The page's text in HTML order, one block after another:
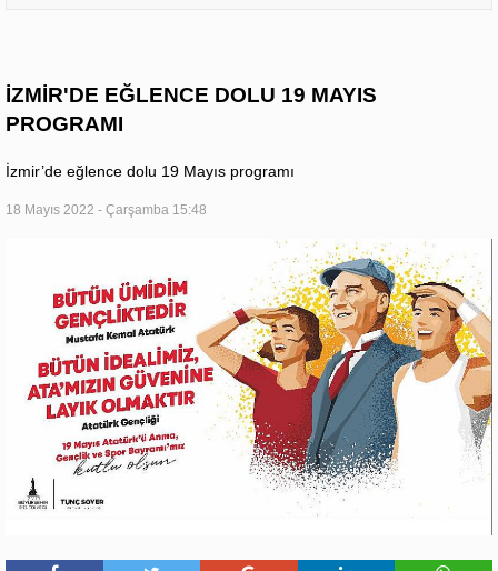
İZMİR'DE EĞLENCE DOLU 19 MAYIS
PROGRAMI
İzmir’de eğlence dolu 19 Mayıs programı
18 Mayıs 2022 - Çarşamba 15:48